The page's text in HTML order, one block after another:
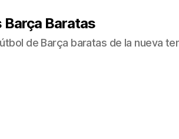
Barça Baratas
de Barça baratas de la nueva